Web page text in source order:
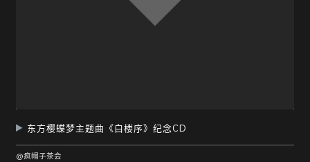
东方樱蝶梦主题曲《白楼序》纪念CD
@疯帽子茶会